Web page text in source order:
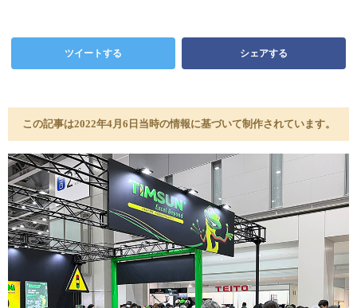
ツイートする シェアする
この記事は2022年4月6日当時の情報に基づいて制作されています。